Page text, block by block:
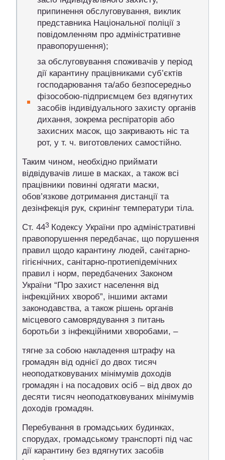
припинення обслуговування, виклик
представника Національної поліції з
повідомленням про адміністративне
правопорушення);
за обслуговування споживачів у період
дії карантину працівниками суб’єктів
господарювання та/або безпосередньо
фізособою-підприємцем без вдягнутих
засобів індивідуального захисту органів
дихання, зокрема респіраторів або
захисних масок, що закривають ніс та
рот, у т. ч. виготовлених самостійно.
Таким чином, необхідно приймати
відвідувачів лише в масках, а також всі
працівники повинні одягати маски,
обов’язкове дотримання дистанції та
дезінфекція рук, скринінг температури тіла.
Ст. 443 Кодексу України про адміністративні
правопорушення передбачає, що порушення
правил щодо карантину людей, санітарно-
гігієнічних, санітарно-протиепідемічних
правил і норм, передбачених Законом
України “Про захист населення від
інфекційних хвороб”, іншими актами
законодавства, а також рішень органів
місцевого самоврядування з питань
боротьби з інфекційними хворобами, –
тягне за собою накладення штрафу на
громадян від однієї до двох тисяч
неоподатковуваних мінімумів доходів
громадян і на посадових осіб – від двох до
десяти тисяч неоподатковуваних мінімумів
доходів громадян.
Перебування в громадських будинках,
спорудах, громадському транспорті під час
дії карантину без вдягнутих засобів